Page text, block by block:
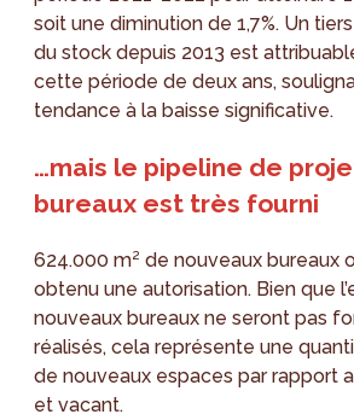
soit une diminution de 1,7%. Un
du stock depuis 2013 est
cette période de deux ans,
tendance à la baisse significative.
…mais le pipeline de
bureaux est très fourni
624.000 m² de nouveaux bureaux
obtenu une autorisation. Bien que
nouveaux bureaux ne seront pas
réalisés, cela représente une
de nouveaux espaces par rapport
et vacant.